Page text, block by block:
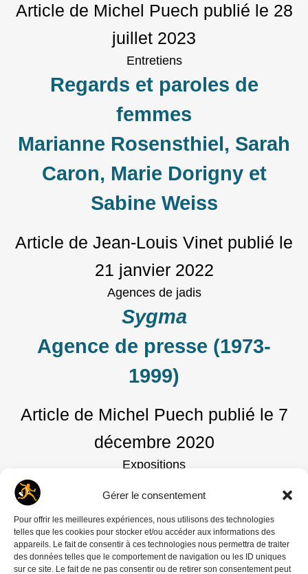
Gérer le consentement
Pour offrir les meilleures expériences, nous utilisons des technologies
telles que les cookies pour stocker et/ou accéder aux informations des
appareils. Le fait de consentir à ces technologies nous permettra de traiter
des données telles que le comportement de navigation ou les ID uniques
sur ce site. Le fait de ne pas consentir ou de retirer son consentement peut
Article de Michel Puech publié le 28
juillet 2023
Entretiens
Regards et paroles de
femmes
Marianne Rosensthiel, Sarah
Caron, Marie Dorigny et
Sabine Weiss
Article de Jean-Louis Vinet publié le
21 janvier 2022
Agences de jadis
Sygma
Agence de presse (1973-
1999)
Article de Michel Puech publié le 7
décembre 2020
Expositions
Regards photographiques au
féminin
Article de Alain Mingampublié le11